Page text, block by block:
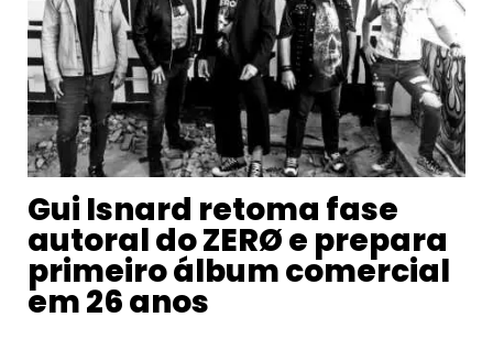
Gui Isnard retoma fase
autoral do ZERØ e prepara
primeiro álbum comercial
em 26 anos